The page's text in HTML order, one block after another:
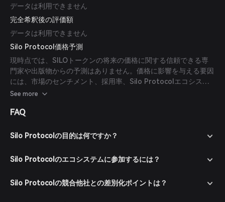
データは利用できません
完全希釈後の評価額
データは利用できません
Silo Protocol価格予測
現時点では、SILOトークンの将来の価格に関する信頼できる専
門家や出版物からの予測はありません。価格に影響を与える要因
には、市場のセンチメント、採用率、Silo Protocolエコシステ
ム内の全体的な進展が含まれます。
See more
FAQ
Silo Protocolの目的は何ですか？
Silo Protocolのエコシステムに参加するには？
Silo Protocolの競合他社との差別化ポイントは？